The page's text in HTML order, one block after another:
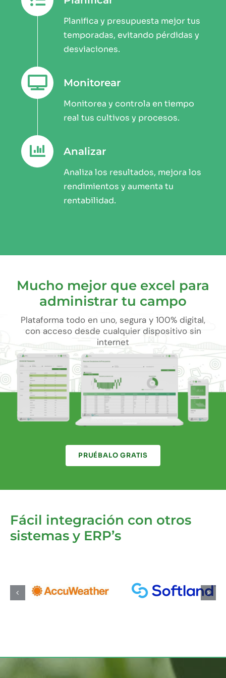
Planifica y presupuesta mejor tus
temporadas, evitando pérdidas y
desviaciones.
Monitorear
Monitorea y controla en tiempo
real tus cultivos y procesos.
Analizar
Analiza los resultados, mejora los
rendimientos y aumenta tu
rentabilidad.
Mucho mejor que excel para
administrar tu campo
Plataforma todo en uno, segura y 100% digital,
con acceso desde cualquier dispositivo sin
internet
PRUÉBALO GRATIS
Fácil integración con otros
sistemas y ERP’s